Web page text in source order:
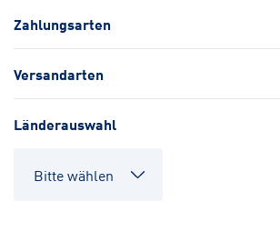
Zahlungsarten
Versandarten
Länderauswahl